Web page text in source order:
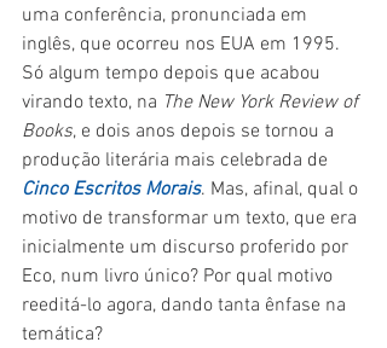
uma conferência, pronunciada em
inglês, que ocorreu nos EUA em 1995.
Só algum tempo depois que acabou
virando texto, na The New York Review of
Books, e dois anos depois se tornou a
produção literária mais celebrada de
Cinco Escritos Morais. Mas, afinal, qual o
motivo de transformar um texto, que era
inicialmente um discurso proferido por
Eco, num livro único? Por qual motivo
reeditá-lo agora, dando tanta ênfase na
temática?